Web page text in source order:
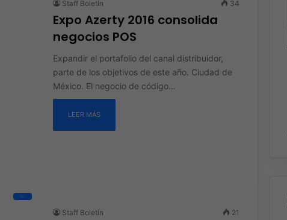
Staff Boletín 34
Expo Azerty 2016 consolida
negocios POS
Expandir el portafolio del canal distribuidor,
parte de los objetivos de este año. Ciudad de
México. El negocio de código…
LEER MÁS
All
Staff Boletín 21